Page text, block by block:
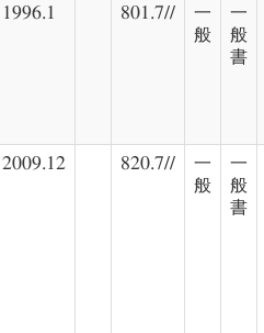
1996.1 801.7//
一
般
一
般
書
2009.12 820.7//
一
般
一
般
書